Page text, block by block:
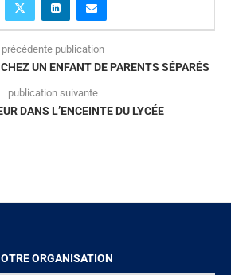
précédente publication
UN ENFANT DE PARENTS SÉPARÉS
publication suivante
DANS L’ENCEINTE DU LYCÉE
ORGANISATION